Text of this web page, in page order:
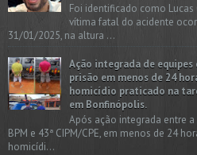
Foi identificado como
vítima fatal do acidente
31/01/2025, na altura ...
Ação integrada de
prisão em menos de 24
homicídio praticado na
em Bonfinópolis.
Após ação integrada entre a
BPM e 43ª CIPM/CPE, em menos de 24
homicídi...